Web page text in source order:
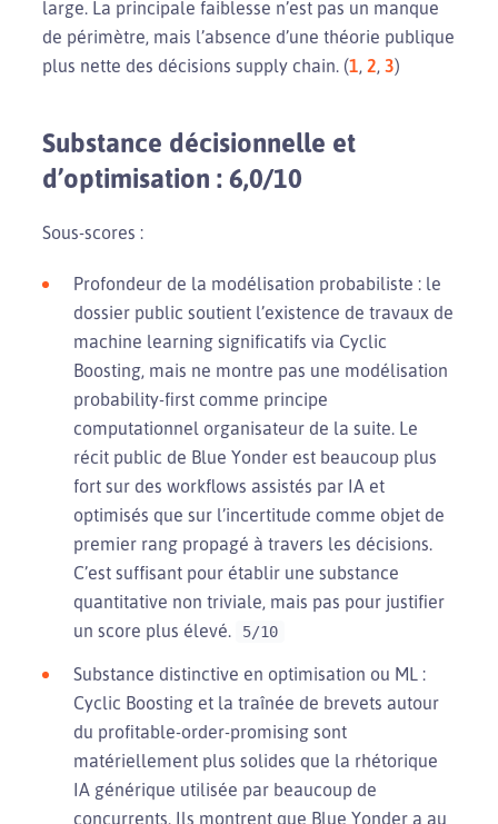
large. La principale faiblesse n’est pas un manque
de périmètre, mais l’absence d’une théorie publique
plus nette des décisions supply chain. (1, 2, 3)
Substance décisionnelle et
d’optimisation : 6,0/10
Sous-scores :
Profondeur de la modélisation probabiliste : le
dossier public soutient l’existence de travaux de
machine learning significatifs via Cyclic
Boosting, mais ne montre pas une modélisation
probability-first comme principe
computationnel organisateur de la suite. Le
récit public de Blue Yonder est beaucoup plus
fort sur des workflows assistés par IA et
optimisés que sur l’incertitude comme objet de
premier rang propagé à travers les décisions.
C’est suffisant pour établir une substance
quantitative non triviale, mais pas pour justifier
un score plus élevé.
5/10
Substance distinctive en optimisation ou ML :
Cyclic Boosting et la traînée de brevets autour
du profitable-order-promising sont
matériellement plus solides que la rhétorique
IA générique utilisée par beaucoup de
concurrents. Ils montrent que Blue Yonder a au